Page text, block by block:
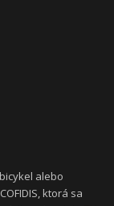
alebo
ktorá sa